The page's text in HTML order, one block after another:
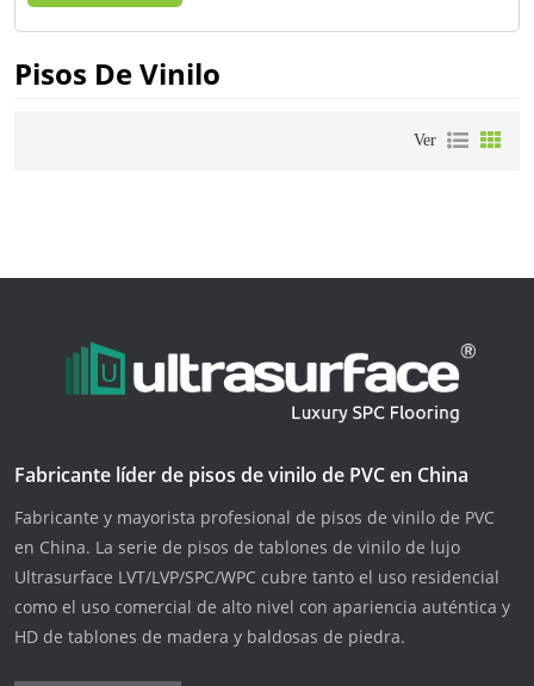
Pisos De Vinilo
Ver
Fabricante líder de pisos de vinilo de PVC en China
Fabricante y mayorista profesional de pisos de vinilo de PVC
en China. La serie de pisos de tablones de vinilo de lujo
Ultrasurface LVT/LVP/SPC/WPC cubre tanto el uso residencial
como el uso comercial de alto nivel con apariencia auténtica y
HD de tablones de madera y baldosas de piedra.